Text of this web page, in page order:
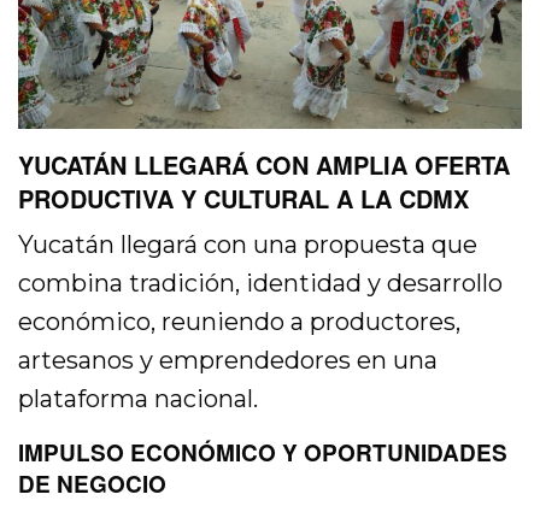
YUCATÁN LLEGARÁ CON AMPLIA OFERTA
PRODUCTIVA Y CULTURAL A LA CDMX
Yucatán llegará con una propuesta que
combina tradición, identidad y desarrollo
económico, reuniendo a productores,
artesanos y emprendedores en una
plataforma nacional.
IMPULSO ECONÓMICO Y OPORTUNIDADES
DE NEGOCIO